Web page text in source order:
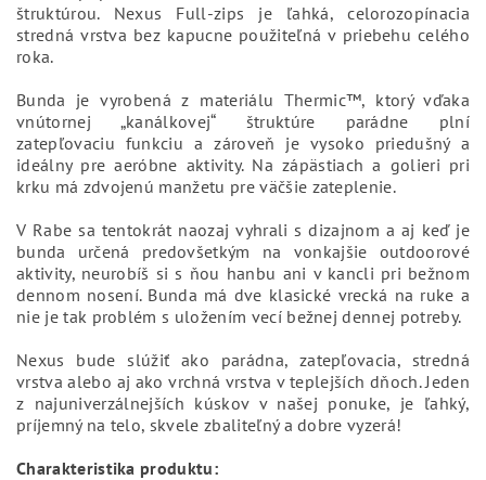
štruktúrou. Nexus Full-zips je ľahká, celorozopínacia
stredná vrstva bez kapucne použiteľná v priebehu celého
roka.
Bunda je vyrobená z materiálu Thermic™, ktorý vďaka
vnútornej „kanálkovej“ štruktúre parádne plní
zatepľovaciu funkciu a zároveň je vysoko priedušný a
ideálny pre aeróbne aktivity. Na zápästiach a golieri pri
krku má zdvojenú manžetu pre väčšie zateplenie.
V Rabe sa tentokrát naozaj vyhrali s dizajnom a aj keď je
bunda určená predovšetkým na vonkajšie outdoorové
aktivity, neurobíš si s ňou hanbu ani v kancli pri bežnom
dennom nosení. Bunda má dve klasické vrecká na ruke a
nie je tak problém s uložením vecí bežnej dennej potreby.
Nexus bude slúžiť ako parádna, zatepľovacia, stredná
vrstva alebo aj ako vrchná vrstva v teplejších dňoch. Jeden
z najuniverzálnejších kúskov v našej ponuke, je ľahký,
príjemný na telo, skvele zbaliteľný a dobre vyzerá!
Charakteristika produktu: